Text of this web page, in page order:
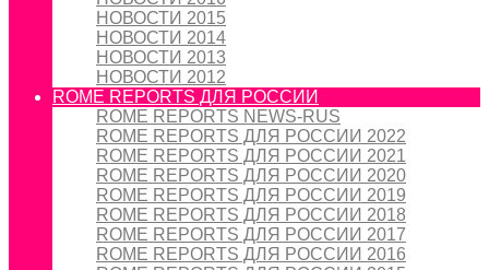
НОВОСТИ 2015
НОВОСТИ 2014
НОВОСТИ 2013
НОВОСТИ 2012
ROME REPORTS ДЛЯ РОССИИ
ROME REPORTS NEWS-RUS
ROME REPORTS ДЛЯ РОССИИ 2022
ROME REPORTS ДЛЯ РОССИИ 2021
ROME REPORTS ДЛЯ РОССИИ 2020
ROME REPORTS ДЛЯ РОССИИ 2019
ROME REPORTS ДЛЯ РОССИИ 2018
ROME REPORTS ДЛЯ РОССИИ 2017
ROME REPORTS ДЛЯ РОССИИ 2016